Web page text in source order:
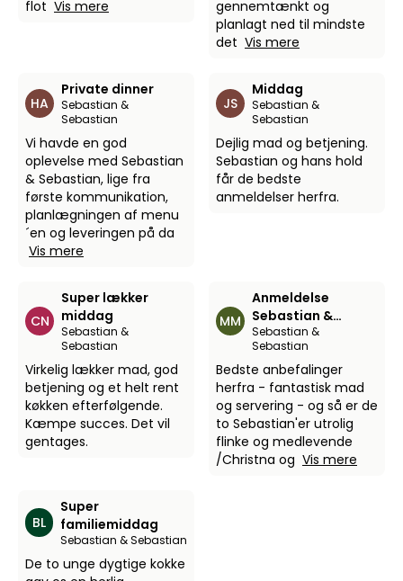
flot Vis mere
gennemtænkt og
planlagt ned til mindste
det Vis mere
HA
Private dinner
Sebastian &
Sebastian
Vi havde en god
oplevelse med Sebastian
& Sebastian, lige fra
første kommunikation,
planlægningen af menu
´en og leveringen på da
Vis mere
JS
Middag
Sebastian &
Sebastian
Dejlig mad og betjening.
Sebastian og hans hold
får de bedste
anmeldelser herfra.
CN
Super lækker
middag
Sebastian &
Sebastian
Virkelig lækker mad, god
betjening og et helt rent
køkken efterfølgende.
Kæmpe succes. Det vil
gentages.
MM
Anmeldelse
Sebastian &
Sebastian
Sebastian &
Sebastian
Bedste anbefalinger
herfra - fantastisk mad
og servering - og så er de
to Sebastian'er utrolig
flinke og medlevende
/Christna og Vis mere
BL
Super
familiemiddag
Sebastian & Sebastian
De to unge dygtige kokke